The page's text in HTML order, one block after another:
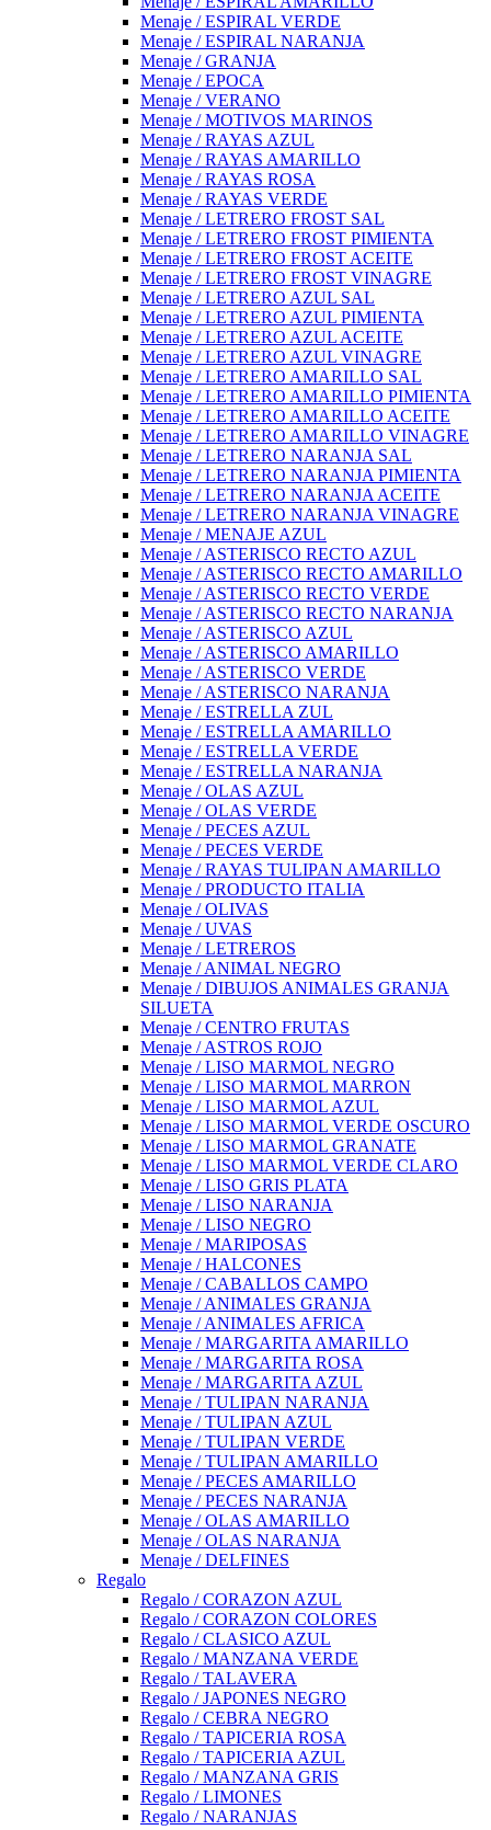
Menaje / ESPIRAL VERDE
Menaje / ESPIRAL NARANJA
Menaje / GRANJA
Menaje / EPOCA
Menaje / VERANO
Menaje / MOTIVOS MARINOS
Menaje / RAYAS AZUL
Menaje / RAYAS AMARILLO
Menaje / RAYAS ROSA
Menaje / RAYAS VERDE
Menaje / LETRERO FROST SAL
Menaje / LETRERO FROST PIMIENTA
Menaje / LETRERO FROST ACEITE
Menaje / LETRERO FROST VINAGRE
Menaje / LETRERO AZUL SAL
Menaje / LETRERO AZUL PIMIENTA
Menaje / LETRERO AZUL ACEITE
Menaje / LETRERO AZUL VINAGRE
Menaje / LETRERO AMARILLO SAL
Menaje / LETRERO AMARILLO PIMIENTA
Menaje / LETRERO AMARILLO ACEITE
Menaje / LETRERO AMARILLO VINAGRE
Menaje / LETRERO NARANJA SAL
Menaje / LETRERO NARANJA PIMIENTA
Menaje / LETRERO NARANJA ACEITE
Menaje / LETRERO NARANJA VINAGRE
Menaje / MENAJE AZUL
Menaje / ASTERISCO RECTO AZUL
Menaje / ASTERISCO RECTO AMARILLO
Menaje / ASTERISCO RECTO VERDE
Menaje / ASTERISCO RECTO NARANJA
Menaje / ASTERISCO AZUL
Menaje / ASTERISCO AMARILLO
Menaje / ASTERISCO VERDE
Menaje / ASTERISCO NARANJA
Menaje / ESTRELLA ZUL
Menaje / ESTRELLA AMARILLO
Menaje / ESTRELLA VERDE
Menaje / ESTRELLA NARANJA
Menaje / OLAS AZUL
Menaje / OLAS VERDE
Menaje / PECES AZUL
Menaje / PECES VERDE
Menaje / RAYAS TULIPAN AMARILLO
Menaje / PRODUCTO ITALIA
Menaje / OLIVAS
Menaje / UVAS
Menaje / LETREROS
Menaje / ANIMAL NEGRO
Menaje / DIBUJOS ANIMALES GRANJA
SILUETA
Menaje / CENTRO FRUTAS
Menaje / ASTROS ROJO
Menaje / LISO MARMOL NEGRO
Menaje / LISO MARMOL MARRON
Menaje / LISO MARMOL AZUL
Menaje / LISO MARMOL VERDE OSCURO
Menaje / LISO MARMOL GRANATE
Menaje / LISO MARMOL VERDE CLARO
Menaje / LISO GRIS PLATA
Menaje / LISO NARANJA
Menaje / LISO NEGRO
Menaje / MARIPOSAS
Menaje / HALCONES
Menaje / CABALLOS CAMPO
Menaje / ANIMALES GRANJA
Menaje / ANIMALES AFRICA
Menaje / MARGARITA AMARILLO
Menaje / MARGARITA ROSA
Menaje / MARGARITA AZUL
Menaje / TULIPAN NARANJA
Menaje / TULIPAN AZUL
Menaje / TULIPAN VERDE
Menaje / TULIPAN AMARILLO
Menaje / PECES AMARILLO
Menaje / PECES NARANJA
Menaje / OLAS AMARILLO
Menaje / OLAS NARANJA
Menaje / DELFINES
Regalo
Regalo / CORAZON AZUL
Regalo / CORAZON COLORES
Regalo / CLASICO AZUL
Regalo / MANZANA VERDE
Regalo / TALAVERA
Regalo / JAPONES NEGRO
Regalo / CEBRA NEGRO
Regalo / TAPICERIA ROSA
Regalo / TAPICERIA AZUL
Regalo / MANZANA GRIS
Regalo / LIMONES
Regalo / NARANJAS